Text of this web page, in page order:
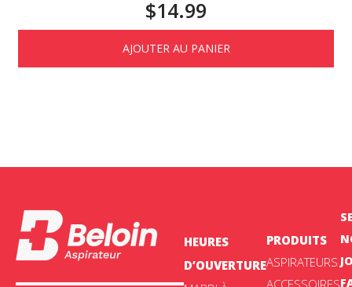
$14.99
AJOUTER AU PANIER
HEURES
D’OUVERTURE
PRODUITS
ASPIRATEURS
ACCESSOIRES